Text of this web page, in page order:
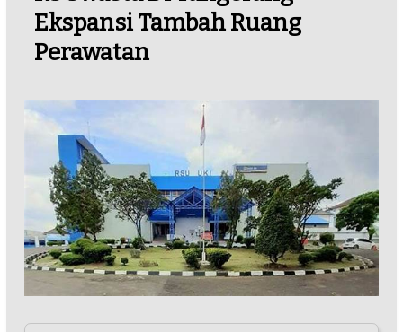
Ekspansi Tambah Ruang
Perawatan